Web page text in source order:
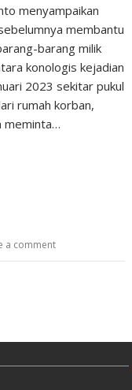
menyampaikan
membantu
barang milik
konologis kejadian
2023 sekitar pukul
rumah korban,
meminta…
a comment